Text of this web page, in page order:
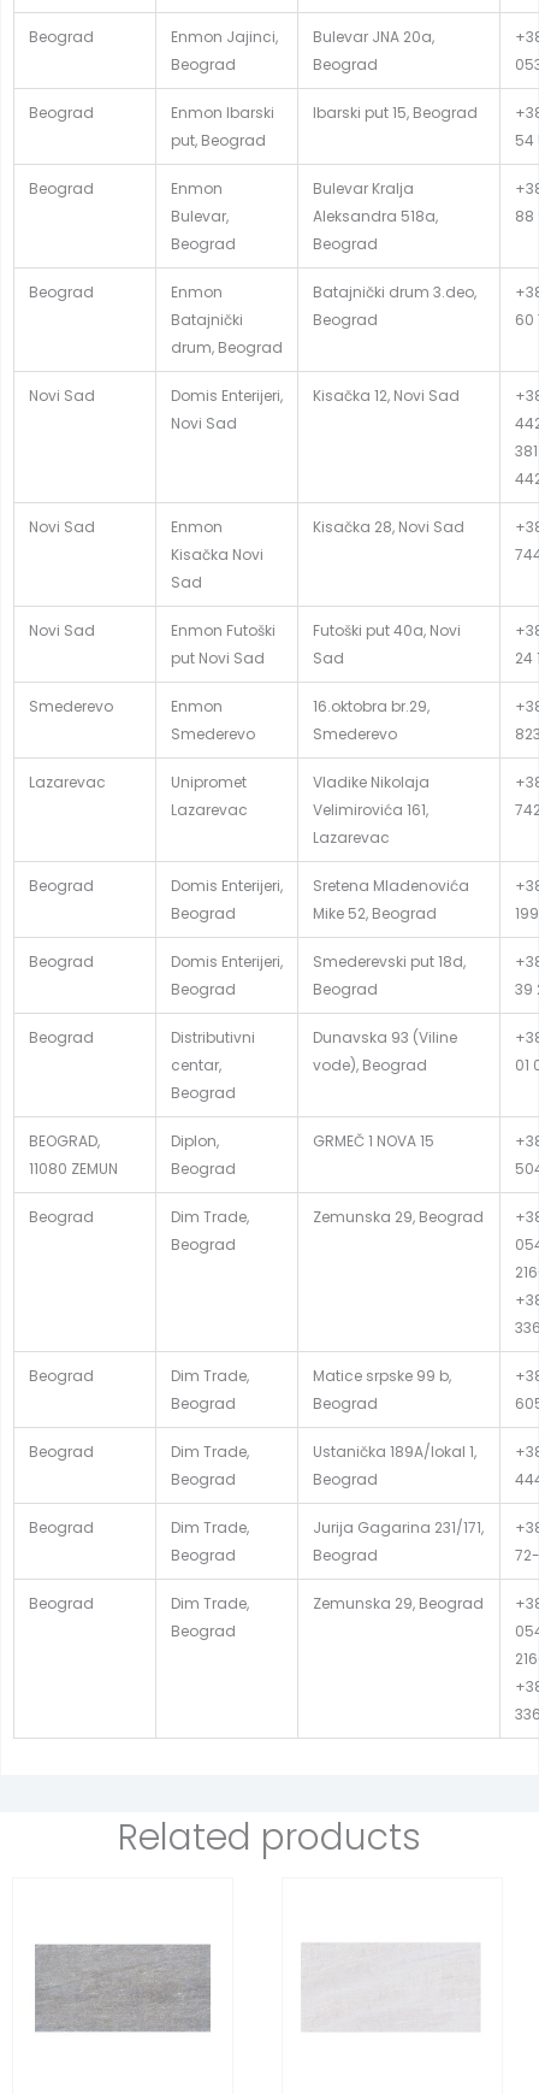
Beograd
Enmon Jajinci,
Beograd
Bulevar JNA 20a,
Beograd
Beograd
Enmon Ibarski
put, Beograd
Ibarski put 15, Beograd
54
Beograd
Enmon
Bulevar,
Beograd
Bulevar Kralja
Aleksandra 518a,
Beograd
88
Beograd
Enmon
Batajnički
drum, Beograd
Batajnički drum 3.deo,
Beograd
60
Novi Sad
Domis Enterijeri,
Novi Sad
Kisačka 12, Novi Sad
Novi Sad
Enmon
Kisačka Novi
Sad
Kisačka 28, Novi Sad
Novi Sad
Enmon Futoški
put Novi Sad
Futoški put 40a, Novi
Sad
24
Smederevo
Enmon
Smederevo
16.oktobra br.29,
Smederevo
Lazarevac
Unipromet
Lazarevac
Vladike Nikolaja
Velimirovića 161,
Lazarevac
Beograd
Domis Enterijeri,
Beograd
Sretena Mladenovića
Mike 52, Beograd
199
Beograd
Domis Enterijeri,
Beograd
Smederevski put 18d,
Beograd
39
Beograd
Distributivni
centar,
Beograd
Dunavska 93 (Viline
vode), Beograd
01
BEOGRAD,
11080 ZEMUN
Diplon,
Beograd
GRMEČ 1 NOVA 15
Beograd
Dim Trade,
Beograd
Zemunska 29, Beograd
Beograd
Dim Trade,
Beograd
Matice srpske 99 b,
Beograd
Beograd
Dim Trade,
Beograd
Ustanička 189A/lokal 1,
Beograd
Beograd
Dim Trade,
Beograd
Jurija Gagarina 231/171,
Beograd
Beograd
Dim Trade,
Beograd
Zemunska 29, Beograd
Related products